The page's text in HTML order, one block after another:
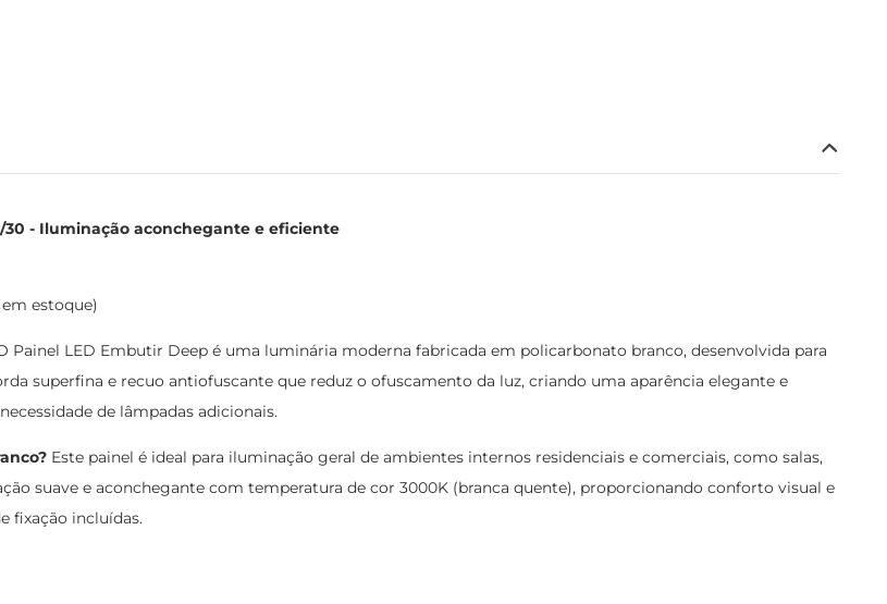
30 - Iluminação aconchegante e eficiente
estoque)
Painel LED Embutir Deep é uma luminária moderna fabricada em policarbonato branco, desenvolvida para
superfina e recuo antiofuscante que reduz o ofuscamento da luz, criando uma aparência elegante e
de lâmpadas adicionais.
Este painel é ideal para iluminação geral de ambientes internos residenciais e comerciais, como salas,
suave e aconchegante com temperatura de cor 3000K (branca quente), proporcionando conforto visual e
fixação incluídas.